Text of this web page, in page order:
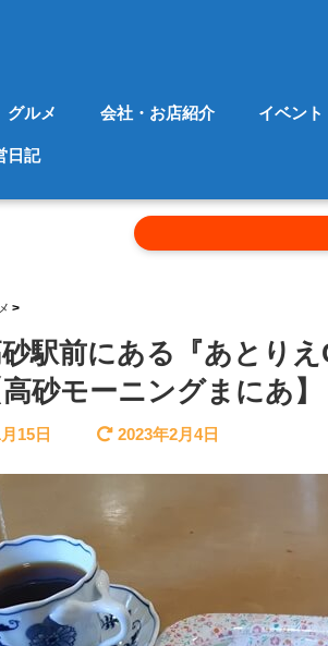
グルメ 会社・お店紹介 イベント
日記
駅前にある『あとり
砂モーニングまにあ】
15日 2023年2月4日